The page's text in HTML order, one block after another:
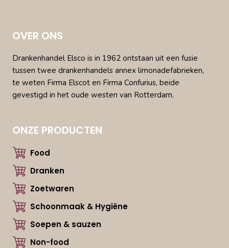
OVER ONS
Drankenhandel Elsco is in 1962 ontstaan uit een fusie
tussen twee drankenhandels annex limonadefabrieken,
te weten Firma Elscot en Firma Confurius, beide
gevestigd in het oude westen van Rotterdam.
ONZE PRODUCTEN
Food
Dranken
Zoetwaren
Schoonmaak & Hygiëne
Soepen & sauzen
Non-food